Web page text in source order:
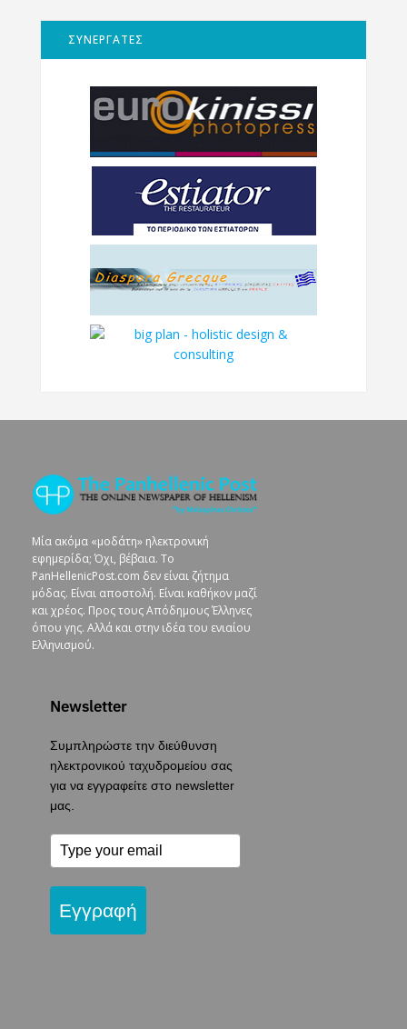
ΣΥΝΕΡΓΑΤΕΣ
Μία ακόμα «μοδάτη» ηλεκτρονική
εφημερίδα; Όχι, βέβαια. To
PanHellenicPost.com δεν είναι ζήτημα
μόδας. Είναι αποστολή. Είναι καθήκον μαζί
και χρέος. Προς τους Απόδημους Έλληνες
όπου γης. Αλλά και στην ιδέα του ενιαίου
Ελληνισμού.
Newsletter
Συμπληρώστε την διεύθυνση
ηλεκτρονικού ταχυδρομείου σας
για να εγγραφείτε στο newsletter
μας.
Εγγραφή